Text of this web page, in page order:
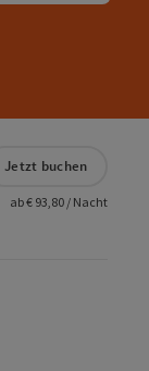
Jetzt buchen
ab € 93,80 / Nacht